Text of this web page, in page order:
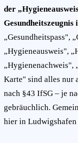
der
Gesundheitszeugnis
„Gesundheitspass",
„Hygieneausweis",
„Hygienenachweis",
Karte" sind alles nur
nach §43 IfSG – je
gebräuchlich.
hier in